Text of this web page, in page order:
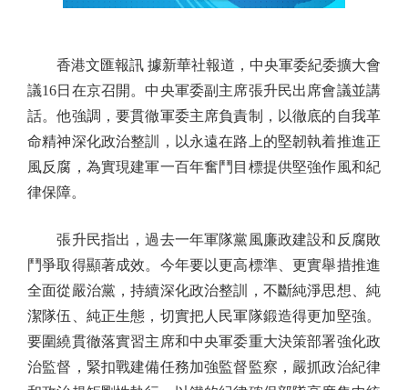
香港文匯報訊 據新華社報道，中央軍委紀委擴大會
議16日在京召開。中央軍委副主席張升民出席會議並講
話。他強調，要貫徹軍委主席負責制，以徹底的自我革
命精神深化政治整訓，以永遠在路上的堅韌執着推進正
風反腐，為實現建軍一百年奮鬥目標提供堅強作風和紀
律保障。
張升民指出，過去一年軍隊黨風廉政建設和反腐敗
鬥爭取得顯著成效。今年要以更高標準、更實舉措推進
全面從嚴治黨，持續深化政治整訓，不斷純淨思想、純
潔隊伍、純正生態，切實把人民軍隊鍛造得更加堅強。
要圍繞貫徹落實習主席和中央軍委重大決策部署強化政
治監督，緊扣戰建備任務加強監督監察，嚴抓政治紀律